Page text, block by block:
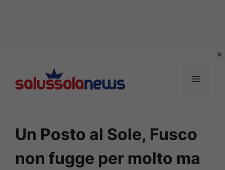
contenuto
MENU
Un Posto al Sole, Fusco
non fugge per molto ma